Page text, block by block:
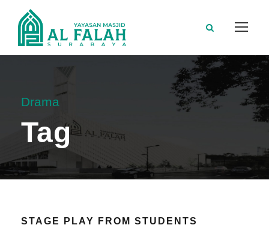
Drama
Tag
STAGE PLAY FROM STUDENTS